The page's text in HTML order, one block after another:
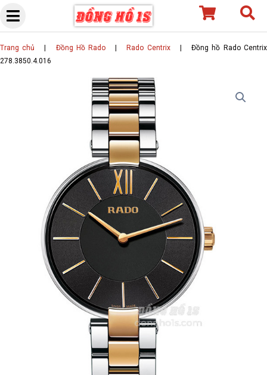
Skip
content
Trang chủ Đồng Hồ Rado Rado Centrix| Đồng hồ Rado Centrix
278.3850.4.016